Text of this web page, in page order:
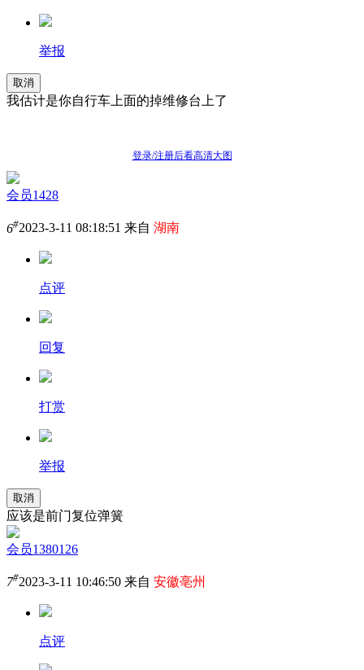
举报
取消
我估计是你自行车上面的掉维修台上了
登录/注册后看高清大图
会员1428
6#2023-3-11 08:18:51 来自 湖南
点评
回复
打赏
举报
取消
应该是前门复位弹簧
会员1380126
7#2023-3-11 10:46:50 来自 安徽亳州
点评